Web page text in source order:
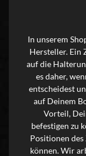
In unserem
Hersteller. Ein
auf die
es daher,
entscheidest
auf Deinem
Vorteil,
befestigen zu
Positionen
können. Wir